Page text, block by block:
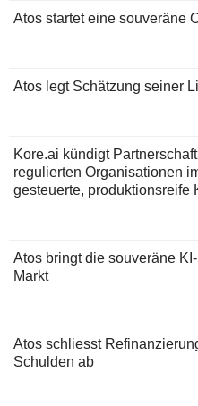
Atos startet eine souveräne
Atos legt Schätzung seiner
Kore.ai kündigt
regulierten Organisationen
gesteuerte, produktionsreife
Atos bringt die souveräne
Markt
Atos schliesst
Schulden ab